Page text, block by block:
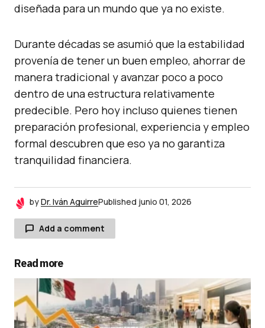
diseñada para un mundo que ya no existe.
Durante décadas se asumió que la estabilidad
provenía de tener un buen empleo, ahorrar de
manera tradicional y avanzar poco a poco
dentro de una estructura relativamente
predecible. Pero hoy incluso quienes tienen
preparación profesional, experiencia y empleo
formal descubren que eso ya no garantiza
tranquilidad financiera.
byDr. Iván AguirrePublished junio 01, 2026
Add a comment
Tu dirección de correo electrónico no será
publicada.Los campos obligatorios están
marcados con*
Read more